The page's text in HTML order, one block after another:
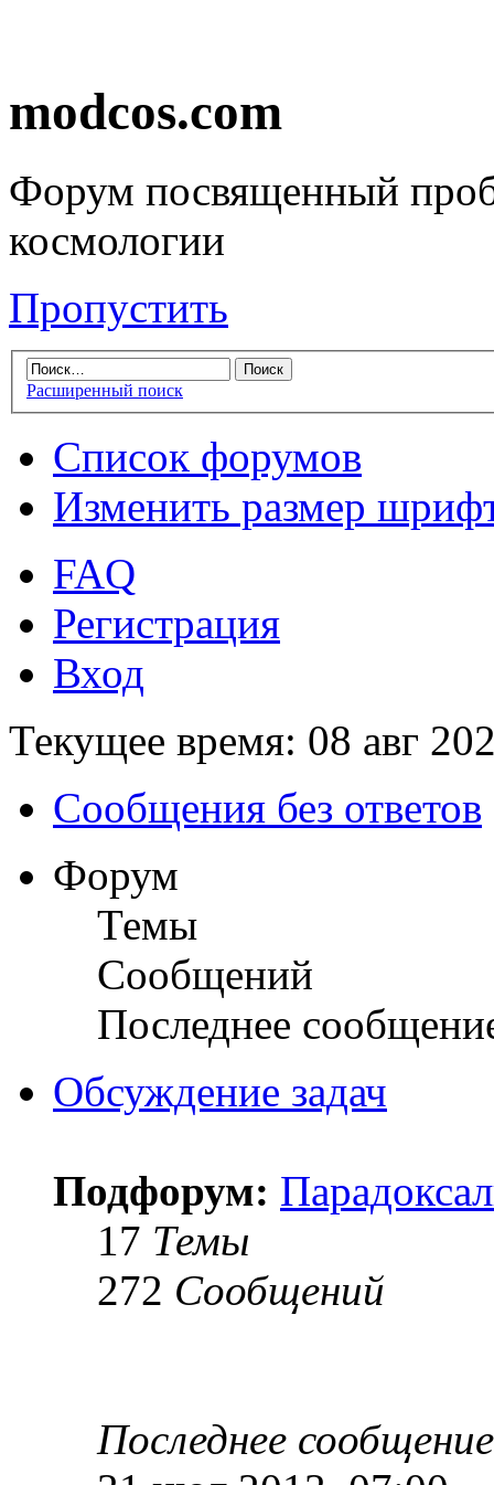
modcos.com
Форум посвященный
космологии
Пропустить
Расширенный поиск
Список форумов
Изменить размер
FAQ
Регистрация
Вход
Текущее время: 08 авг
Сообщения без ответов
Форум
Темы
Сообщений
Последнее
Обсуждение задач
Подфорум:
17 Темы
272 Сообщений
Последнее сообщение